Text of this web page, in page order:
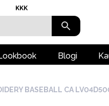
KKK
Blogi
BASEBALL CA